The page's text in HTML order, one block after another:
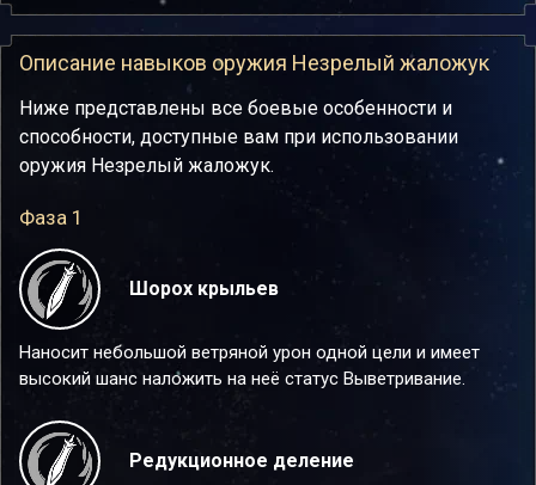
Описание навыков оружия Незрелый жаложук
Ниже представлены все боевые особенности и
способности, доступные вам при использовании
оружия Незрелый жаложук.
Фаза 1
Шорох крыльев
Наносит небольшой ветряной урон одной цели и имеет
высокий шанс наложить на неё статус Выветривание.
Редукционное деление